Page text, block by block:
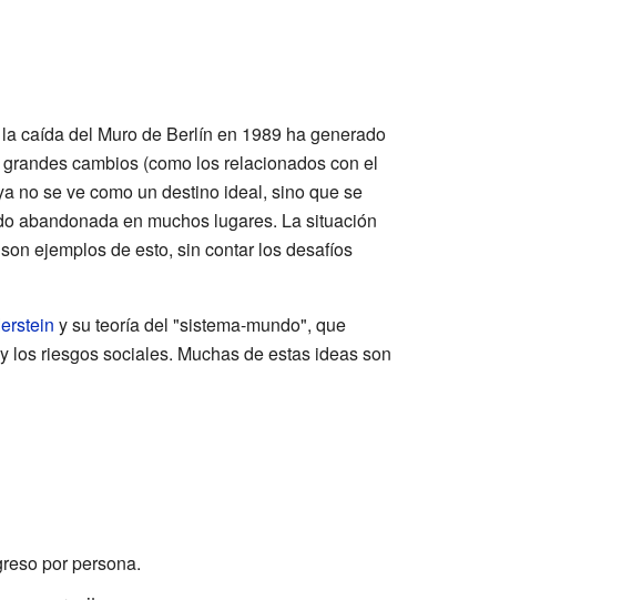
caída del Muro de Berlín en 1989 ha generado
cambios (como los relacionados con el
no se ve como un destino ideal, sino que se
abandonada en muchos lugares. La situación
ejemplos de esto, sin contar los desafíos
y su teoría del "sistema-mundo", que
riesgos sociales. Muchas de estas ideas son
por persona.